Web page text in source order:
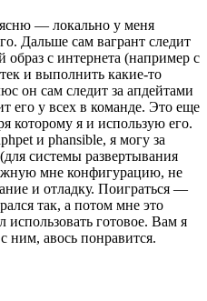
— локально у меня
Дальше сам вагрант следит
образ с интернета (например с
и выполнить какие-то
он сам следит за апдейтами
его у всех в команде. Это еще
которому я и использую его.
и phansible, я могу за
системы развертывания
мне конфигурацию, не
и отладку. Поиграться —
так, а потом мне это
использовать готовое. Вам я
ним, авось понравится.